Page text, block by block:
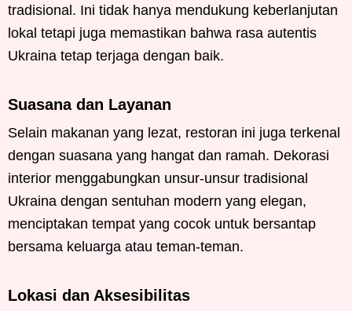
tradisional. Ini tidak hanya mendukung keberlanjutan
lokal tetapi juga memastikan bahwa rasa autentis
Ukraina tetap terjaga dengan baik.
Suasana dan Layanan
Selain makanan yang lezat, restoran ini juga terkenal
dengan suasana yang hangat dan ramah. Dekorasi
interior menggabungkan unsur-unsur tradisional
Ukraina dengan sentuhan modern yang elegan,
menciptakan tempat yang cocok untuk bersantap
bersama keluarga atau teman-teman.
Lokasi dan Aksesibilitas